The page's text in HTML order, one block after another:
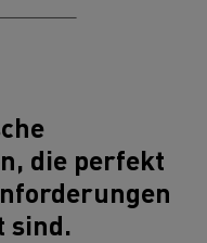
die perfekt
sind.